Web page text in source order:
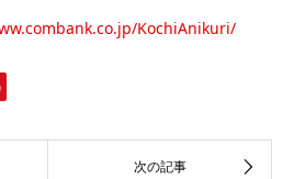
KochiAnikuri/